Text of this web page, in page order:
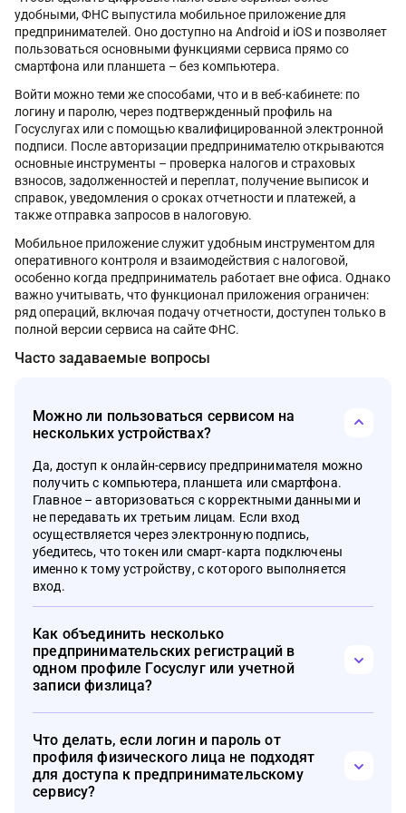
удобными, ФНС выпустила мобильное приложение для
предпринимателей. Оно доступно на Android и iOS и позволяет
пользоваться основными функциями сервиса прямо со
смартфона или планшета – без компьютера.
Войти можно теми же способами, что и в веб-кабинете: по
логину и паролю, через подтвержденный профиль на
Госуслугах или с помощью квалифицированной электронной
подписи. После авторизации предпринимателю открываются
основные инструменты – проверка налогов и страховых
взносов, задолженностей и переплат, получение выписок и
справок, уведомления о сроках отчетности и платежей, а
также отправка запросов в налоговую.
Мобильное приложение служит удобным инструментом для
оперативного контроля и взаимодействия с налоговой,
особенно когда предприниматель работает вне офиса. Однако
важно учитывать, что функционал приложения ограничен:
ряд операций, включая подачу отчетности, доступен только в
полной версии сервиса на сайте ФНС.
Часто задаваемые вопросы
Можно ли пользоваться сервисом на
нескольких устройствах?
Да, доступ к онлайн-сервису предпринимателя можно
получить с компьютера, планшета или смартфона.
Главное – авторизоваться с корректными данными и
не передавать их третьим лицам. Если вход
осуществляется через электронную подпись,
убедитесь, что токен или смарт-карта подключены
именно к тому устройству, с которого выполняется
вход.
Как объединить несколько
предпринимательских регистраций в
одном профиле Госуслуг или учетной
записи физлица?
предпринимательской деятельности, их можно
подключить к одному аккаунту. Для этого после входа
выберите функцию «Добавить организацию» или
«Создать профиль предпринимателя», укажите
Что делать, если логин и пароль от
профиля физического лица не подходят
для доступа к предпринимательскому
сервису?